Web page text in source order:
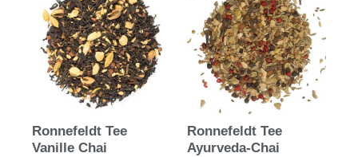
Ronnefeldt Tee
Vanille Chai
Ronnefeldt Tee
Ayurveda-Chai